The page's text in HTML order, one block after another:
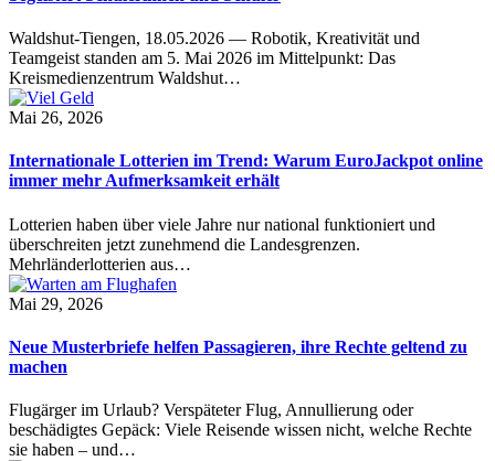
Waldshut-Tiengen, 18.05.2026 — Robotik, Kreativität und
Teamgeist standen am 5. Mai 2026 im Mittelpunkt: Das
Kreismedienzentrum Waldshut…
Mai 26, 2026
Internationale Lotterien im Trend: Warum EuroJackpot online
immer mehr Aufmerksamkeit erhält
Lotterien haben über viele Jahre nur national funktioniert und
überschreiten jetzt zunehmend die Landesgrenzen.
Mehrländerlotterien aus…
Mai 29, 2026
Neue Musterbriefe helfen Passagieren, ihre Rechte geltend zu
machen
Flugärger im Urlaub? Verspäteter Flug, Annullierung oder
beschädigtes Gepäck: Viele Reisende wissen nicht, welche Rechte
sie haben – und…